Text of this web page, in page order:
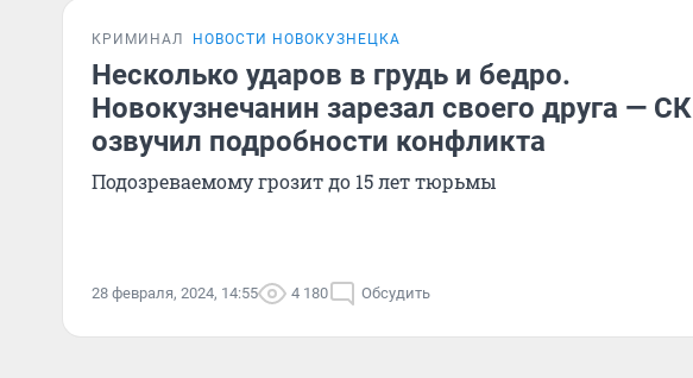
КРИМИНАЛ НОВОСТИ НОВОКУЗНЕЦКА
Несколько ударов в грудь и бедро.
Новокузнечанин зарезал своего друга — СК
озвучил подробности конфликта
Подозреваемому грозит до 15 лет тюрьмы
28 февраля, 2024, 14:55 4 180 Обсудить